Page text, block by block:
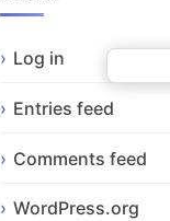
Log in
Entries feed
Comments feed
WordPress.org